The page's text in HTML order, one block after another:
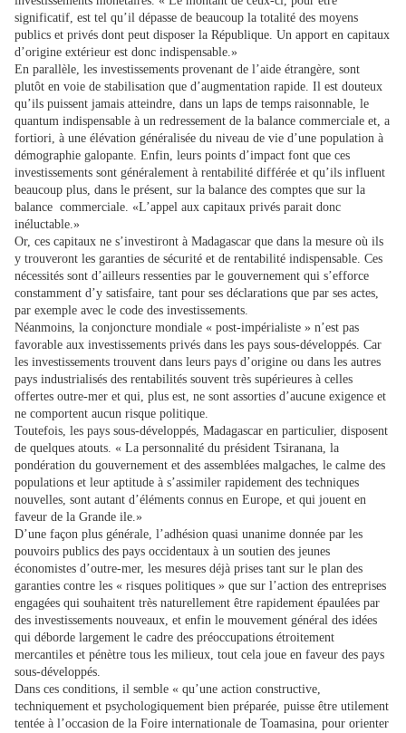
significatif, est tel qu’il dépasse de beaucoup la totalité des moyens
publics et privés dont peut disposer la République. Un apport en capitaux
d’origine extérieur est donc indispensable.»
En parallèle, les investissements provenant de l’aide étrangère, sont
plutôt en voie de stabilisation que d’augmentation rapide. Il est douteux
qu’ils puissent jamais atteindre, dans un laps de temps raisonnable, le
quantum indispensable à un redressement de la balance commerciale et, a
fortiori, à une élévation généralisée du niveau de vie d’une population à
démographie galopante. Enfin, leurs points d’impact font que ces
investissements sont généralement à rentabilité différée et qu’ils influent
beaucoup plus, dans le présent, sur la balance des comptes que sur la
balance commerciale. «L’appel aux capitaux privés parait donc
inéluctable.»
Or, ces capitaux ne s’investiront à Madagascar que dans la mesure où ils
y trouveront les garanties de sécurité et de rentabilité indispensable. Ces
nécessités sont d’ailleurs ressenties par le gouvernement qui s’efforce
constamment d’y satisfaire, tant pour ses déclarations que par ses actes,
par exemple avec le code des investissements.
Néanmoins, la conjoncture mondiale « post-impérialiste » n’est pas
favorable aux investissements privés dans les pays sous-développés. Car
les investissements trouvent dans leurs pays d’origine ou dans les autres
pays industrialisés des rentabilités souvent très supérieures à celles
offertes outre-mer et qui, plus est, ne sont assorties d’aucune exigence et
ne comportent aucun risque politique.
Toutefois, les pays sous-développés, Madagascar en particulier, disposent
de quelques atouts. « La personnalité du président Tsiranana, la
pondération du gouvernement et des assemblées malgaches, le calme des
populations et leur aptitude à s’assimiler rapidement des techniques
nouvelles, sont autant d’éléments connus en Europe, et qui jouent en
faveur de la Grande ile.»
D’une façon plus générale, l’adhésion quasi unanime donnée par les
pouvoirs publics des pays occidentaux à un soutien des jeunes
économistes d’outre-mer, les mesures déjà prises tant sur le plan des
garanties contre les « risques politiques » que sur l’action des entreprises
engagées qui souhaitent très naturellement être rapidement épaulées par
des investissements nouveaux, et enfin le mouvement général des idées
qui déborde largement le cadre des préoccupations étroitement
mercantiles et pénètre tous les milieux, tout cela joue en faveur des pays
sous-développés.
Dans ces conditions, il semble « qu’une action constructive,
techniquement et psychologiquement bien préparée, puisse être utilement
tentée à l’occasion de la Foire internationale de Toa­masina, pour orienter